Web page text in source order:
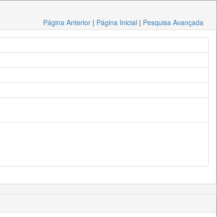
Página Anterior | Página Inicial | Pesquisa Avançada